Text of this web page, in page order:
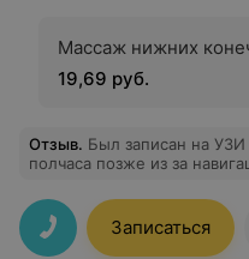
Массаж нижних
19,69 руб.
Отзыв. Был записан на УЗИ
полчаса позже из за
быстро и качественно с
описанием Прекрасные и
,огромное Вам спасибо за
Записаться